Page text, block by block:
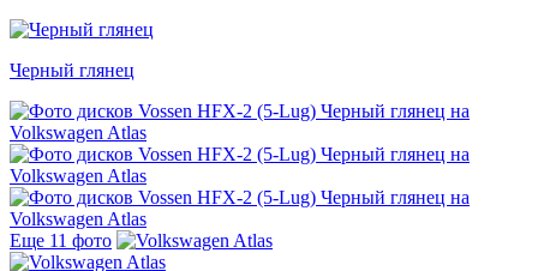
Черный глянец
Еще 11 фото